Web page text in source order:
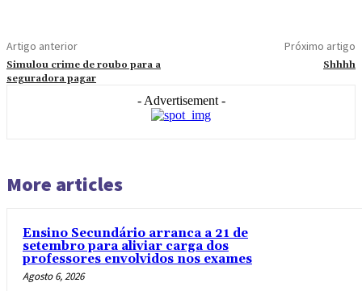
Artigo anterior
Simulou crime de roubo para a
seguradora pagar
Próximo artigo
Shhhh
- Advertisement -
More articles
Ensino Secundário arranca a 21 de
setembro para aliviar carga dos
professores envolvidos nos exames
Agosto 6, 2026